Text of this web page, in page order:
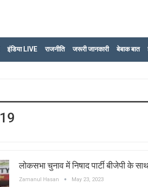
इंडिया LIVE राजनीति जरूरी जानकारी बेबाक बात
लोकसभा चुनाव में निषाद पार्टी बीजेपी के
Zamanul Hasan May 23, 2023